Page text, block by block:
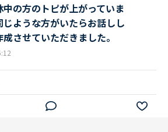
の方のトピが上がっていま
じような方がいたらお話しし
させていただきました。